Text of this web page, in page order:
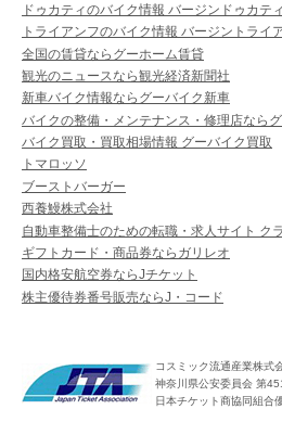
ドゥカティのバイク情報 バージンドゥカティ
トライアンフのバイク情報 バージントライ
全国の賃貸ならグーホーム賃貸
観光のニュースなら観光経済新聞社
新車バイク情報ならグーバイク新車
バイクの整備・メンテナンス・修理店なら
バイク買取・買取相場情報 グーバイク買取
トマロッソ
ブーストバーガー
西養鰻株式会社
自動車整備士のための転職・求人サイト ク
ギフトカード・商品券ならガリレオ
国内格安航空券ならJチケット
株主優待券番号販売ならJ・コード
コスミック流通産業株式
神奈川県公安委員会 第
日本チケット商協同組合